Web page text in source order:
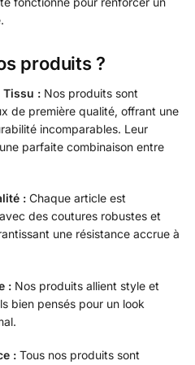
produits ?
Tissu : Nos produits sont
de première qualité, offrant une
incomparables. Leur
parfaite combinaison entre
: Chaque article est
des coutures robustes et
une résistance accrue à
: Nos produits allient style et
bien pensés pour un look
: Tous nos produits sont